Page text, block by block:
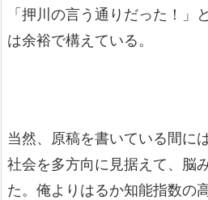
「押川の言う通りだった！」
は余裕で構えている。
当然、原稿を書いている間に
社会を多方向に見据えて、脳
た。俺よりはるか知能指数の